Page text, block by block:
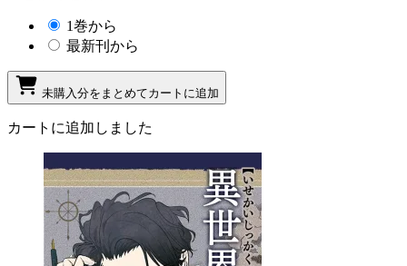
1巻から
最新刊から
未購入分をまとめてカートに追加
カートに追加しました